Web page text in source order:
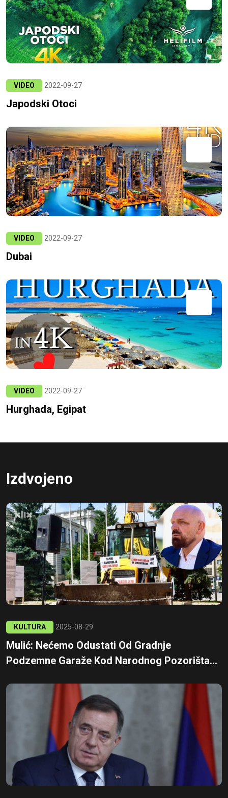
VIDEO 2022-09-27
Japodski Otoci
VIDEO 2022-09-27
Dubai
VIDEO 2022-09-27
Hurghada, Egipat
Izdvojeno
KULTURA 2025-08-29
Mulić: Nećemo Odustati Od Gradnje
Podzemne Garaže Kod Narodnog Pozorišta...